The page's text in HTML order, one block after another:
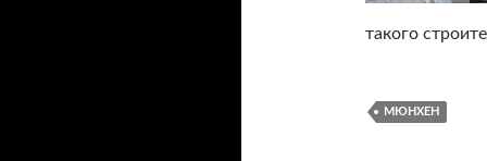
такого
МЮНХЕН